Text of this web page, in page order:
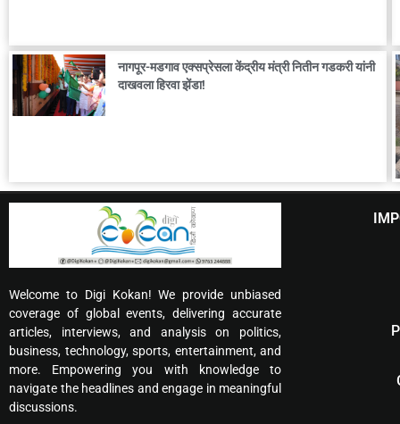
नागपूर-मडगाव एक्सप्रेसला केंद्रीय मंत्री नितीन गडकरी यांनी
दाखवला हिरवा झेंडा!
Welcome to Digi Kokan! We provide unbiased
coverage of global events, delivering accurate
articles, interviews, and analysis on politics,
business, technology, sports, entertainment, and
more. Empowering you with knowledge to
navigate the headlines and engage in meaningful
discussions.